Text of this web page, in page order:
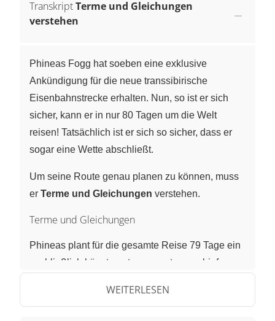
TranskriptTerme und Gleichungen
verstehen
Phineas Fogg hat soeben eine exklusive
Ankündigung für die neue transsibirische
Eisenbahnstrecke erhalten. Nun, so ist er sich
sicher, kann er in nur 80 Tagen um die Welt
reisen! Tatsächlich ist er sich so sicher, dass er
sogar eine Wette abschließt.
Um seine Route genau planen zu können, muss
er Terme und Gleichungen verstehen.
Terme und Gleichungen
Phineas plant für die gesamte Reise 79 Tage ein
- schließlich könnte unterwegs etwas schief
Als Verkehrsmittel möchte Phineas Züge und
WEITERLESEN